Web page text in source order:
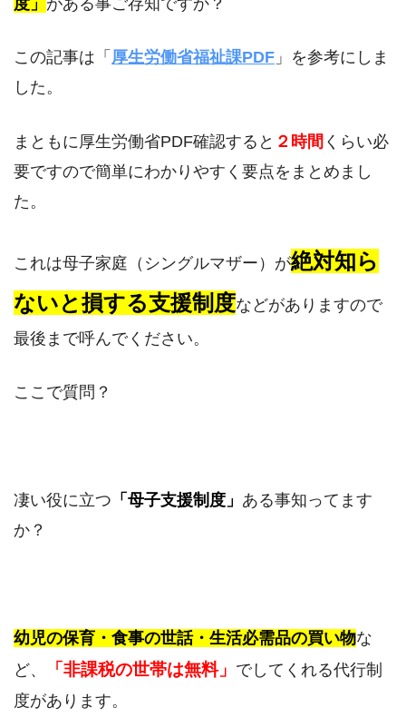
この記事は「 厚生労働省福祉課PDF 」を参考にしま
した。
まともに厚生労働省PDF確認すると ２時間 くらい必
要ですので簡単にわかりやすく要点をまとめまし
た。
これは母子家庭（シングルマザー）が絶対知ら
ないと損する支援制度などがありますので
最後まで呼んでください。
ここで質問？
凄い役に立つ 「母子支援制度」 ある事知ってます
か？
幼児の保育・食事の世話・生活必需品の買い物な
ど、
「非課税の世帯は無料」 でしてくれる代行制
度があります。